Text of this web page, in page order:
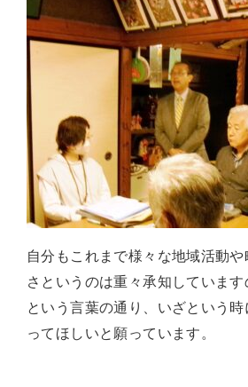
自分もこれまで様々な地域活動
さというのは重々承知していま
という言葉の通り、いざという
ってほしいと願っています。